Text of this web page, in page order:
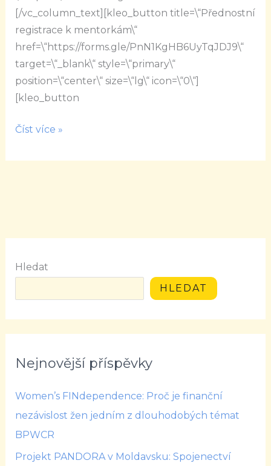
[/vc_column_text][kleo_button title=\“Přednostní
registrace k mentorkám\“
href=\“https://forms.gle/PnN1KgHB6UyTqJDJ9\“
target=\“_blank\“ style=\“primary\“
position=\“center\“ size=\“lg\“ icon=\“0\“]
[kleo_button
Číst více »
Hledat
HLEDAT
Nejnovější příspěvky
Women’s FINdependence: Proč je finanční
nezávislost žen jedním z dlouhodobých témat
BPWCR
Projekt PANDORA v Moldavsku: Spojenectví